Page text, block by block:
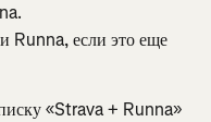
Runna, если это еще
«Strava + Runna»